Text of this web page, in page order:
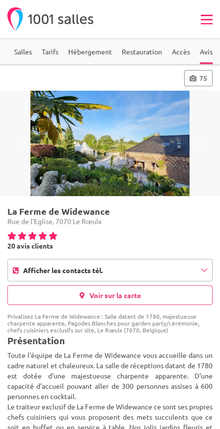
Salles Tarifs Hébergement Restauration Accès Avis
75
La Ferme de Widewance
Rue de l'Eglise, 7070 Le Rœulx
20 avis clients
Afficher les contacts tél.
Voir sur la carte
Privatisez La Ferme de Widewance : Salle datant de 1780, majestueuse
charpente apparente, Pagodes Blanches pour garden party/cérémonie,
chefs cuisiniers exclusifs sur site, Le Rœulx (7070, Belgique)
Présentation
Toute l'équipe de La Ferme de Widewance vous accueille dans un
cadre naturel et chaleureux. La salle de réceptions datant de 1780
est dotée d'une majestueuse charpente apparente. D'une
capacité d'accueil pouvant aller de 300 personnes assises à 600
personnes en cocktail.
Le traiteur exclusif de La Ferme de Widewance ce sont ses propres
chefs cuisiniers qui vous proposent des mets succulents que ce
soit en buffet ou en service à table. Nos jolis jardins fleuris et